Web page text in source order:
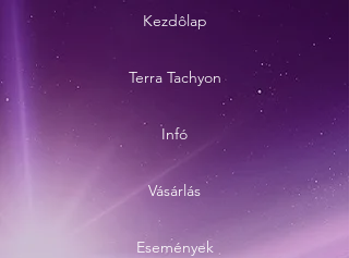
Kezdôlap
Terra Tachyon
Infó
Vásárlás
Események